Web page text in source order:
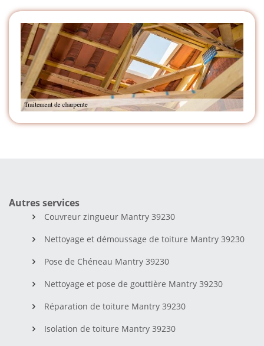
Autres services
Couvreur zingueur Mantry 39230
Nettoyage et démoussage de toiture Mantry 39230
Pose de Chéneau Mantry 39230
Nettoyage et pose de gouttière Mantry 39230
Réparation de toiture Mantry 39230
Isolation de toiture Mantry 39230